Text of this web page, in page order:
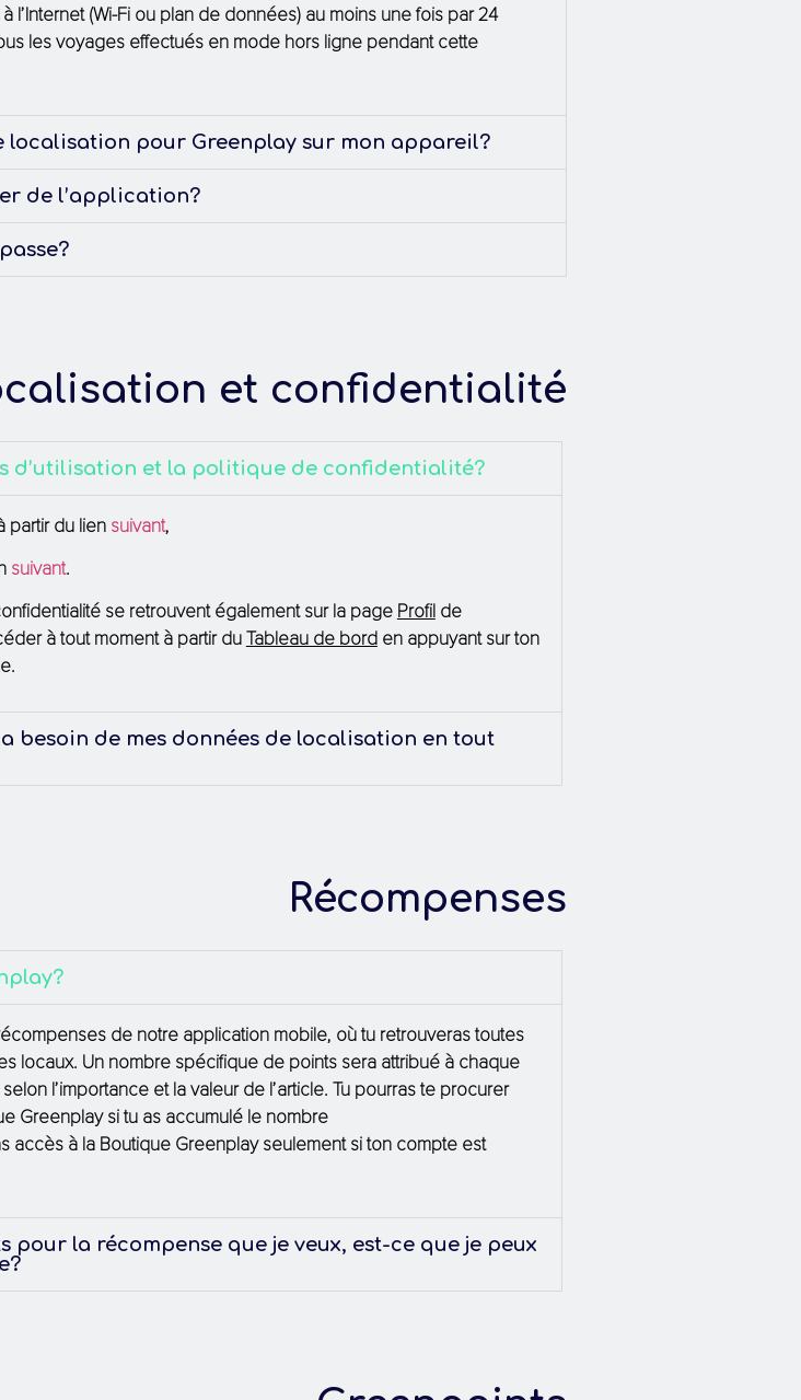
l’Internet(Wi-Fi ou plan de données) au moins une fois par 24
les voyages effectués en mode hors ligne pendantcette
localisation pour Greenplay sur mon appareil?
de l’application?
et confidentialité
d’utilisation et la politique de confidentialité?
partir du lien suivant,
suivant.
se retrouvent également sur la page Profilde
à tout moment à partir duTableau de borden appuyant sur ton
besoin de mes données de localisation en tout
Récompenses
de notre application mobile, oùtu retrouverastoutes
locaux. Un nombre spécifique de points sera attribué à chaque
l’importance et la valeur de l’article.Tu pourraste procurer
Greenplaysitu as accumulé le nombre
accès à la Boutique Greenplay seulement si ton compte est
pour la récompense que je veux, est-ce que je peux